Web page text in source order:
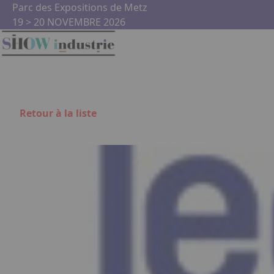
Aller au contenu principal
Parc des Expositions de Metz
19 > 20 NOVEMBRE 2026
Retour à la liste
Panneau de gestion des cookies